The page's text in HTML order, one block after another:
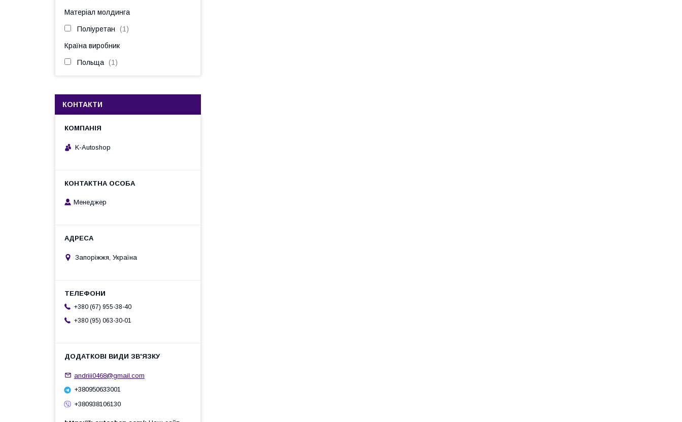
Матеріал молдинга
Поліуретан 1
Країна виробник
Польща 1
КОНТАКТИ
K-Autoshop
Менеджер
Запоріжжя, Україна
+380 (67) 955-38-40
+380 (95) 063-30-01
andriii0468@gmail.com
+380950633001
+380938106130